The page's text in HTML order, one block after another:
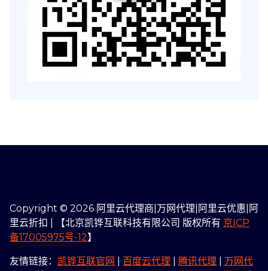
Copyright © 2026 阿里云代理商|万网代理|阿里云优惠|阿
里云折扣 | 【北京凯铧互联科技有限公司 版权所有 京ICP
备17005975号-12】
友情链接： 凯铧互联官网 百度云代理 腾讯代理
万网代